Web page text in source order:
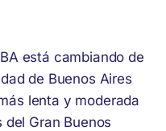
está cambiando de
de Buenos Aires
lenta y moderada
Gran Buenos